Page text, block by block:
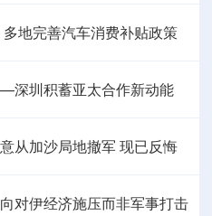
地完善汽车消费补贴政策
深圳积蓄亚太合作新动能
从加沙局地撤军 现已反悔
对伊经济施压而非军事打击